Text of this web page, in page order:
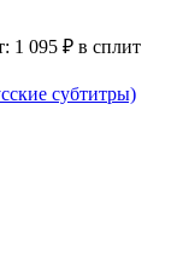
1 095 ₽ в сплит
субтитры)